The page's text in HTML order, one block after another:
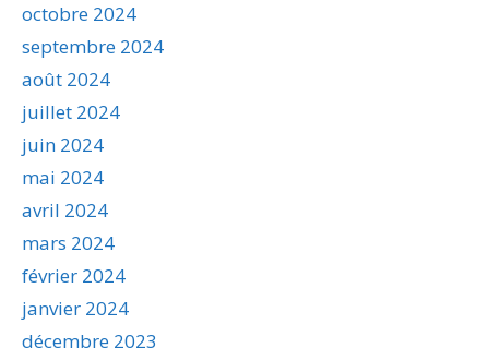
octobre 2024
septembre 2024
août 2024
juillet 2024
juin 2024
mai 2024
avril 2024
mars 2024
février 2024
janvier 2024
décembre 2023